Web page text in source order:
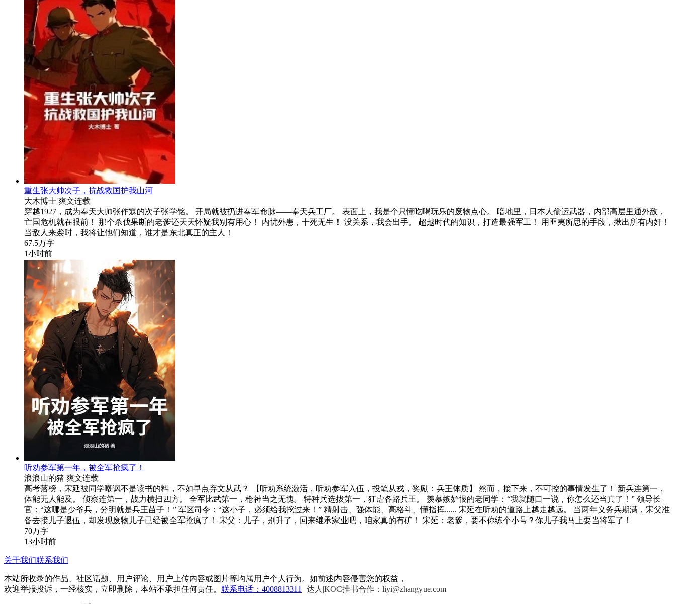
重生张大帅次子，抗战救国护我山河
大木博士 爽文连载
穿越1927，成为奉天大帅张作霖的次子张学铭。 开局就被扔进奉军命脉——奉天兵工厂。 表面上，我是个只懂吃喝玩乐的废物点心。 暗地里，日本人偷运武器，内部高层里通外敌，
亡国危机就在眼前！ 那个杀伐果断的老爹还天天怀疑我别有用心！ 内忧外患，十死无生！ 没关系，我会出手。 超越时代的知识，打造最强军工！ 用匪夷所思的手段，揪出所有内奸！
当敌人来袭时，我将让他们知道，谁才是东北真正的主人！
67.5万字
1小时前
听劝参军第一年，被全军抢疯了！
浪浪山的猪 爽文连载
高考落榜，宋延被同学嘲讽不是读书的料，不如早点弃文从武？ 【听劝系统激活，听劝参军入伍，投笔从戎，奖励：兵王体质】 然而，接下来，不可控的事情发生了！ 新兵连第一，
体能无人能及。 侦察连第一，战力横扫四方。 全军比武第一，枪神当之无愧。 特种兵选拔第一，狂虐各路兵王。 羡慕嫉妒恨的老同学：“我就随口一说，你怎么还当真了！” 领导长
官：“这哪是少爷兵，分明就是兵王苗子！” 军区司令：“这小子，必须给我挖过来！” 精射击、强体能、高格斗、懂指挥...... 宋延在听劝的道路上越走越远。 当两年义务兵期满，宋父准
备去接儿子退伍，却发现废物儿子已经被全军抢疯了！ 宋父：儿子，别升了，回来继承家业吧，咱家真的有矿！ 宋延：老爹，要不你练个小号？你儿子我马上要当将军了！
70万字
13小时前
关于我们联系我们
本站所收录的作品、社区话题、用户评论、用户上传内容或图片等均属用户个人行为。如前述内容侵害您的权益，
欢迎举报投诉，一经核实，立即删除，本站不承担任何责任。 联系电话：4008813311 达人|KOC推书合作：liyi@zhangyue.com